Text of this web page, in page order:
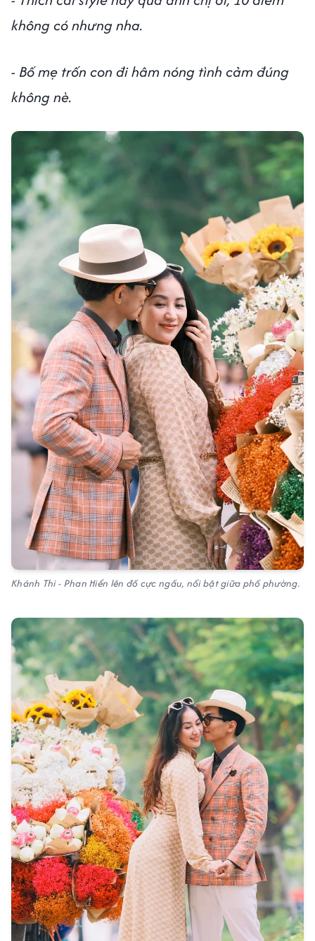
không có nhưng nha.
- Bố mẹ trốn con đi hâm nóng tình cảm đúng
không nè.
Khánh Thi - Phan Hiển lên đồ cực ngầu, nổi bật giữa phố phường.